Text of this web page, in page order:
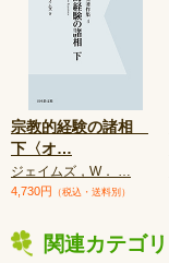
宗教的経験の諸相
下〈オ…
ジェイムズ，W． …
4,730円 （税込・送料別）
関連カテゴリ